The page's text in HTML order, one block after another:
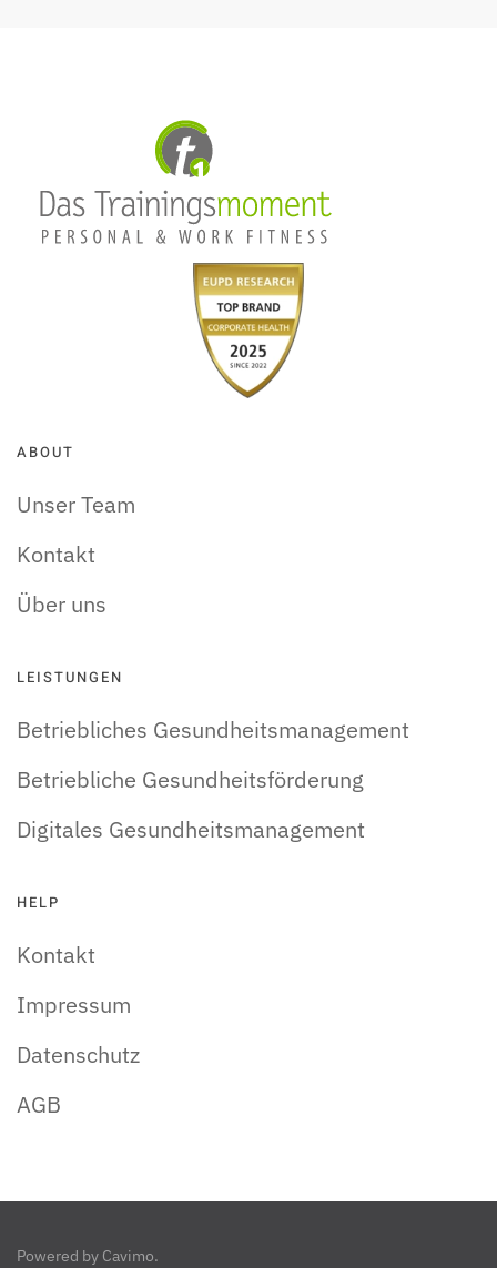
ABOUT
Unser Team
Kontakt
Über uns
LEISTUNGEN
Betriebliches Gesundheitsmanagement
Betriebliche Gesundheitsförderung
Digitales Gesundheitsmanagement
HELP
Kontakt
Impressum
Datenschutz
AGB
Powered by Cavimo.